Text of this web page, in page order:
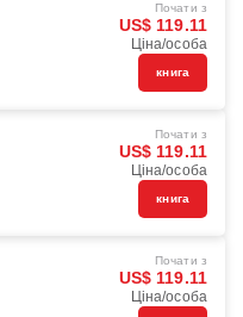
Почати з
US$ 119.11
Ціна/особа
книга
Почати з
US$ 119.11
Ціна/особа
книга
Почати з
US$ 119.11
Ціна/особа